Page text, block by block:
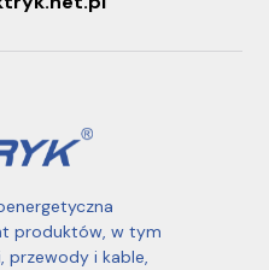
produktów, w tym
przewody i kable,